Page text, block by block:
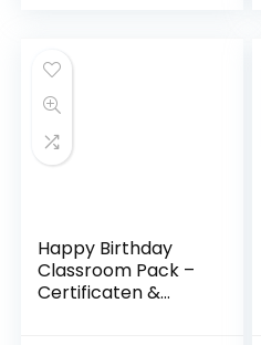
Happy Birthday
Classroom Pack –
Certificaten &